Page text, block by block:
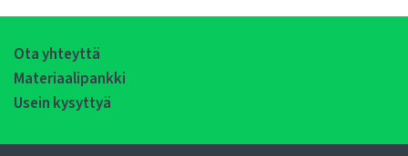
Ota yhteyttä
Materiaalipankki
Usein kysyttyä